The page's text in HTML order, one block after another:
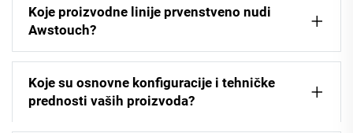
Koje proizvodne linije prvenstveno nudi
Awstouch?
Koje su osnovne konfiguracije i tehničke
prednosti vaših proizvoda?